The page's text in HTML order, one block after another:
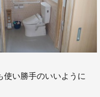
ベント お知らせ
い勝手のいいように